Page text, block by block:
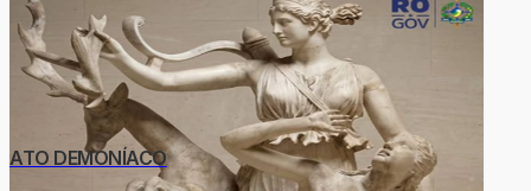
ATO DEMONÍACO